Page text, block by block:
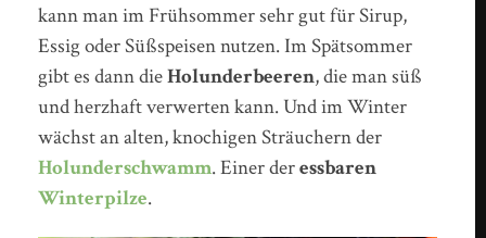
kann man im Frühsommer sehr gut für Sirup,
Essig oder Süßspeisen nutzen. Im Spätsommer
gibt es dann dieHolunderbeeren, die man süß
und herzhaft verwerten kann. Und im Winter
wächst an alten, knochigen Sträuchern der
Holunderschwamm. Einer deressbaren
Winterpilze.